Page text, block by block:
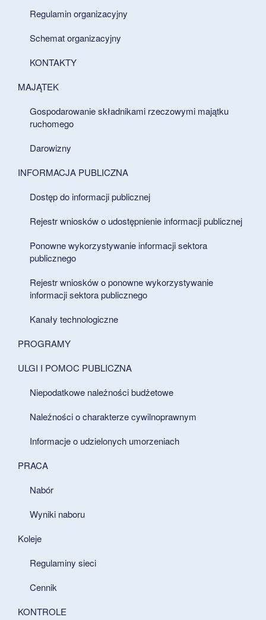
Regulamin organizacyjny
Schemat organizacyjny
KONTAKTY
MAJĄTEK
Gospodarowanie składnikami rzeczowymi majątku
ruchomego
Darowizny
INFORMACJA PUBLICZNA
Dostęp do informacji publicznej
Rejestr wniosków o udostępnienie informacji publicznej
Ponowne wykorzystywanie informacji sektora
publicznego
Rejestr wniosków o ponowne wykorzystywanie
informacji sektora publicznego
Kanały technologiczne
PROGRAMY
ULGI I POMOC PUBLICZNA
Niepodatkowe należności budżetowe
Należności o charakterze cywilnoprawnym
Informacje o udzielonych umorzeniach
PRACA
Nabór
Wyniki naboru
Koleje
Regulaminy sieci
Cennik
KONTROLE